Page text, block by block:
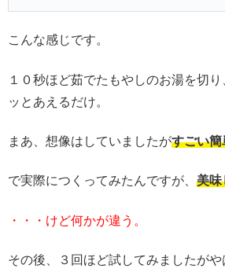
こんな感じです。
１０秒ほど茹でたもやしのお湯を切
ッとあえるだけ。
まあ、想像はしていましたがすごい簡
で実際につくってみたんですが、 美味
・・・けど何かが違う。
その後、３回ほど試してみましたが